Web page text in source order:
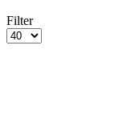
Filter